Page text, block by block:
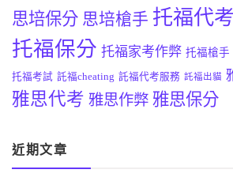
思培保分 思培槍手 托福代考
托福保分 托福家考作弊 托福槍手
托福考試 託福cheating 託福代考服務 託福出貓
雅思代考 雅思作弊 雅思保分
近期文章